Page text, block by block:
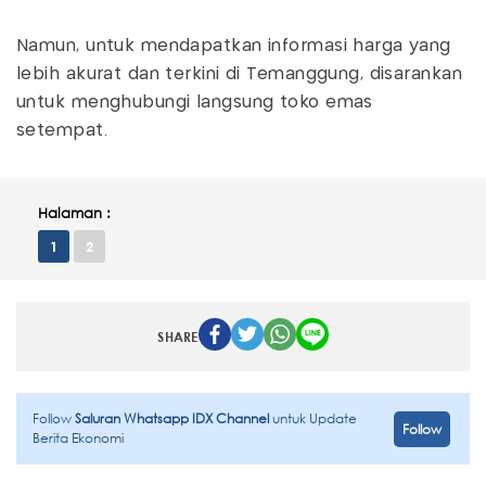
Namun, untuk mendapatkan informasi harga yang
lebih akurat dan terkini di Temanggung, disarankan
untuk menghubungi langsung toko emas
setempat.
Halaman :
1 2
SHARE
FollowSaluran Whatsapp IDX Channeluntuk Update
Berita Ekonomi
Follow